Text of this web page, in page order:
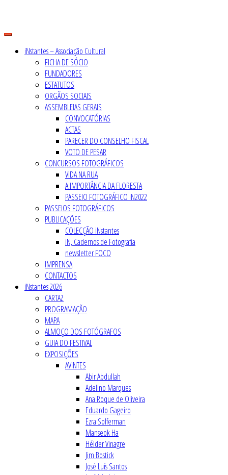
content
iNstantes – Associação Cultural
FICHA DE SÓCIO
FUNDADORES
ESTATUTOS
ORGÃOS SOCIAIS
ASSEMBLEIAS GERAIS
CONVOCATÓRIAS
ACTAS
PARECER DO CONSELHO FISCAL
VOTO DE PESAR
CONCURSOS FOTOGRÁFICOS
VIDA NA RUA
A IMPORTÂNCIA DA FLORESTA
PASSEIO FOTOGRÁFICO iN2022
PASSEIOS FOTOGRÁFICOS
PUBLICAÇÕES
COLECÇÃO iNstantes
iN, Cadernos de Fotografia
newsletter FOCO
IMPRENSA
CONTACTOS
iNstantes 2026
CARTAZ
PROGRAMAÇÃO
MAPA
ALMOÇO DOS FOTÓGRAFOS
GUIA DO FESTIVAL
EXPOSIÇÕES
AVINTES
Abir Abdullah
Adelino Marques
Ana Roque de Oliveira
Eduardo Gageiro
Ezra Solferman
Manseok Ha
Hélder Vinagre
Jim Bostick
José Luís Santos